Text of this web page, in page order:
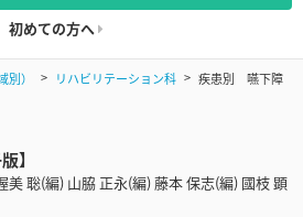
初めての方へ
） リハビリテーション科
疾患別 嚥下障
】
美 聡(編) 山脇 正永(編) 藤本 保志(編) 國枝 顕